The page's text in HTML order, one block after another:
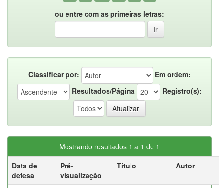
ou entre com as primeiras letras:
Classificar por:
Em ordem:
Resultados/Página
Registro(s):
Mostrando resultados 1 a 1 de 1
Data de
defesa
Pré-
visualização
Título Autor